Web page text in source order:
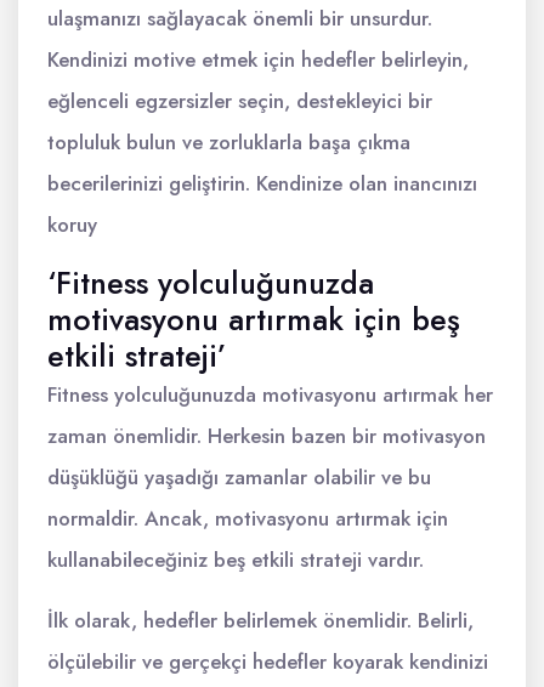
ulaşmanızı sağlayacak önemli bir unsurdur.
Kendinizi motive etmek için hedefler belirleyin,
eğlenceli egzersizler seçin, destekleyici bir
topluluk bulun ve zorluklarla başa çıkma
becerilerinizi geliştirin. Kendinize olan inancınızı
koruy
‘Fitness yolculuğunuzda
motivasyonu artırmak için beş
etkili strateji’
Fitness yolculuğunuzda motivasyonu artırmak her
zaman önemlidir. Herkesin bazen bir motivasyon
düşüklüğü yaşadığı zamanlar olabilir ve bu
normaldir. Ancak, motivasyonu artırmak için
kullanabileceğiniz beş etkili strateji vardır.
İlk olarak, hedefler belirlemek önemlidir. Belirli,
ölçülebilir ve gerçekçi hedefler koyarak kendinizi